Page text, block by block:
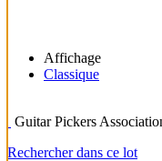
Affichage
Classique
Guitar Pickers
Rechercher dans ce lot